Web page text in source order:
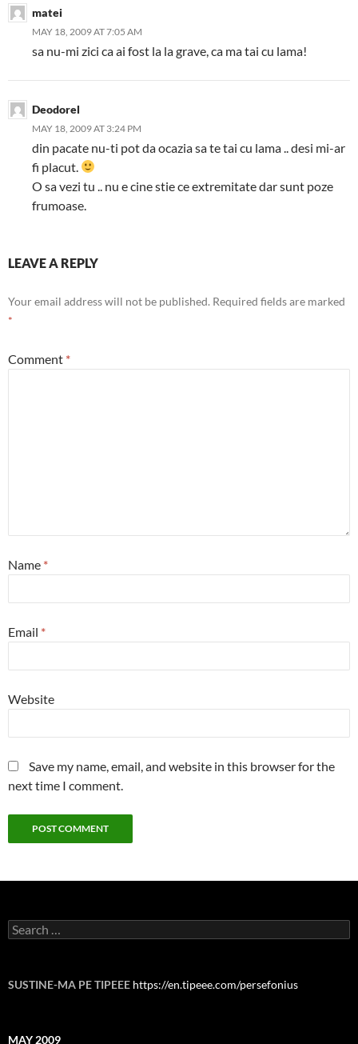
matei
MAY 18, 2009 AT 7:05 AM
sa nu-mi zici ca ai fost la la grave, ca ma tai cu lama!
Deodorel
MAY 18, 2009 AT 3:24 PM
din pacate nu-ti pot da ocazia sa te tai cu lama .. desi mi-ar
fi placut.
O sa vezi tu .. nu e cine stie ce extremitate dar sunt poze
frumoase.
LEAVE A REPLY
Your email address will not be published. Required fields are marked
*
Comment *
Name *
Email *
Website
Save my name, email, and website in this browser for the
next time I comment.
Search
for:
SUSTINE-MA PE TIPEEE https://en.tipeee.com/persefonius
MAY 2009